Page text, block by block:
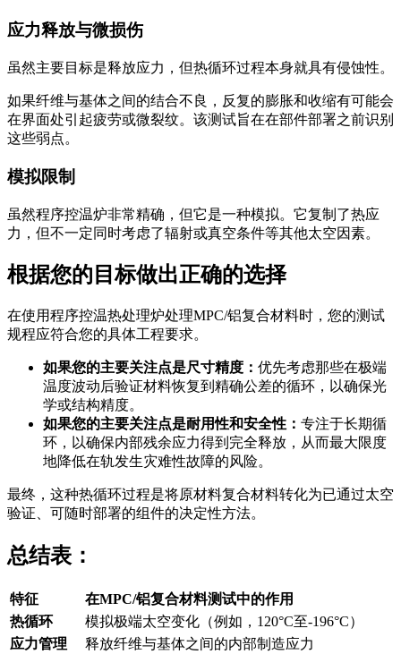
应力释放与微损伤
虽然主要目标是释放应力，但热循环过程本身就具有侵蚀性。
如果纤维与基体之间的结合不良，反复的膨胀和收缩有可能会
在界面处引起疲劳或微裂纹。该测试旨在在部件部署之前识别
这些弱点。
模拟限制
虽然程序控温炉非常精确，但它是一种模拟。它复制了热应
力，但不一定同时考虑了辐射或真空条件等其他太空因素。
根据您的目标做出正确的选择
在使用程序控温热处理炉处理MPC/铝复合材料时，您的测试
规程应符合您的具体工程要求。
如果您的主要关注点是尺寸精度： 优先考虑那些在极端
温度波动后验证材料恢复到精确公差的循环，以确保光
学或结构精度。
如果您的主要关注点是耐用性和安全性： 专注于长期循
环，以确保内部残余应力得到完全释放，从而最大限度
地降低在轨发生灾难性故障的风险。
最终，这种热循环过程是将原材料复合材料转化为已通过太空
验证、可随时部署的组件的决定性方法。
总结表：
特征
在MPC/铝复合材料测试中的作用
热循环
模拟极端太空变化（例如，120°C至-196°C）
应力管理
释放纤维与基体之间的内部制造应力